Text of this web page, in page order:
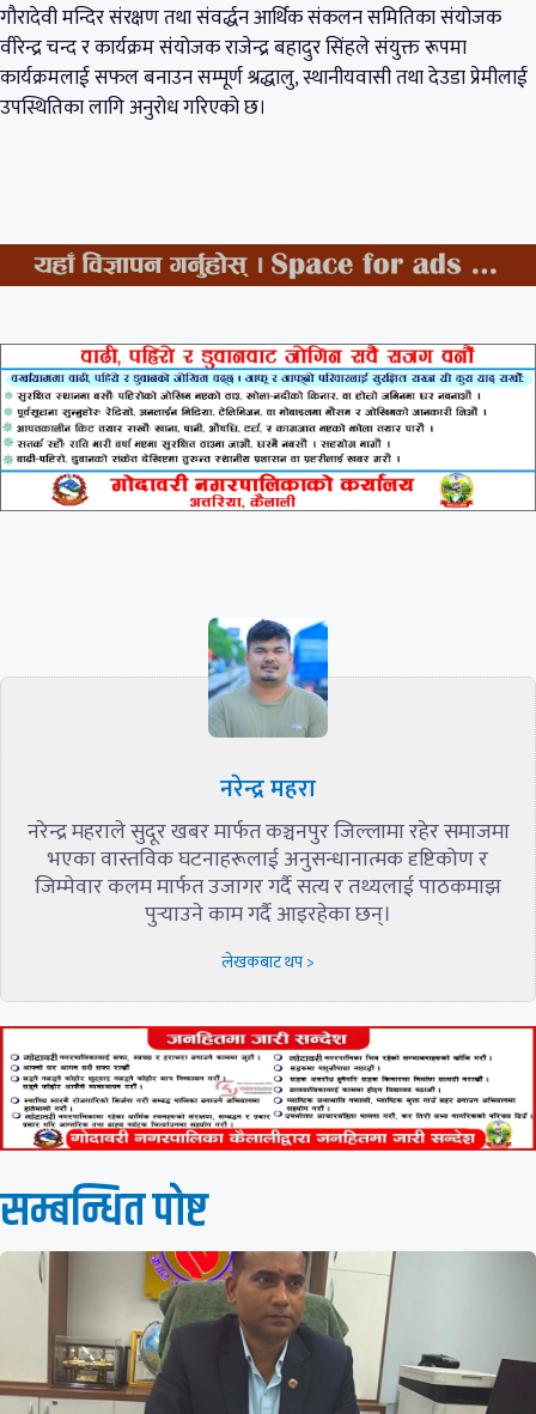
गौरादेवी मन्दिर संरक्षण तथा संवर्द्धन आर्थिक संकलन समितिका संयोजक
वीरेन्द्र चन्द र कार्यक्रम संयोजक राजेन्द्र बहादुर सिंहले संयुक्त रूपमा
कार्यक्रमलाई सफल बनाउन सम्पूर्ण श्रद्धालु, स्थानीयवासी तथा देउडा प्रेमीलाई
उपस्थितिका लागि अनुरोध गरिएको छ।
नरेन्द्र महरा
नरेन्द्र महराले सुदूर खबर मार्फत कञ्चनपुर जिल्लामा रहेर समाजमा
भएका वास्तविक घटनाहरूलाई अनुसन्धानात्मक दृष्टिकोण र
जिम्मेवार कलम मार्फत उजागर गर्दै सत्य र तथ्यलाई पाठकमाझ
पुर्‍याउने काम गर्दै आइरहेका छन्।
लेखकबाट थप >
सम्बन्धित पाेष्ट